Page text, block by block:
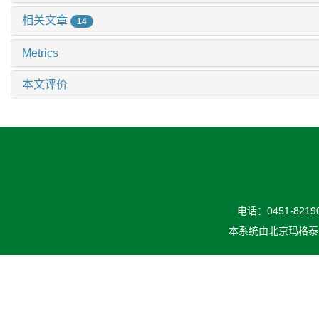
相关文章 14
Metrics
本文评价
电话：0451-
本系统由北京玛格